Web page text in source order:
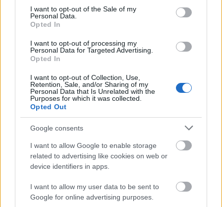
consent section.
I want to opt-out of the Sale of my
Personal Data.
Opted In
I want to opt-out of processing my
Personal Data for Targeted Advertising.
Opted In
I want to opt-out of Collection, Use,
Retention, Sale, and/or Sharing of my
Personal Data that Is Unrelated with the
Purposes for which it was collected.
Opted Out
Google consents
I want to allow Google to enable storage
related to advertising like cookies on web or
device identifiers in apps.
I want to allow my user data to be sent to
Google for online advertising purposes.
Διαβάζονται αυτή τη στιγμή
Η γαλάζια «θετική ατζέντα» στο δρόμο για το
2027 - Το παράπονο της Καρυστιανού - Στον
ΣΥΡΙΖΑ μελετούν Ιστορία